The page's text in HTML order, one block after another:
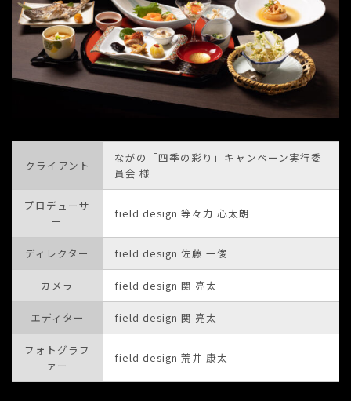
クライアント
ながの「四季の彩り」キャンペーン実行委
員会 様
プロデューサ
ー
field design 等々力 心太朗
ディレクター field design 佐藤 一俊
カメラ field design 関 亮太
エディター field design 関 亮太
フォトグラフ
ァー
field design 荒井 康太